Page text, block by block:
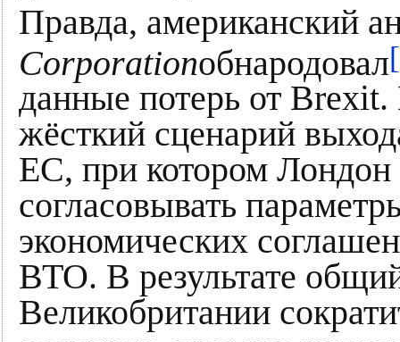
Правда, американский
Corporationобнародовал
данные потерь от
жёсткий сценарий
ЕС, при котором Лондон
согласовывать
экономических
ВТО. В результате
Великобритании